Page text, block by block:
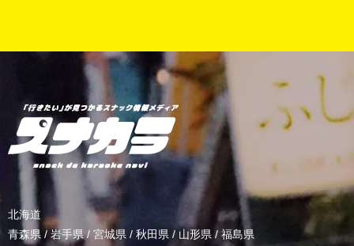
北海道
青森県 /岩手県/ 宮城県 / 秋田県 / 山形県 / 福島県